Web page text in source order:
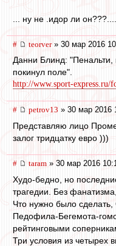
... ну не .идор ли он???....
# teorver» 30 мар 2016
Данни Блинд: "Пенальти,
покинул поле".
http://www.sport-express.ru/
# petrov13 » 30 мар 2016
Представляю лицо
залог тридцатку евро )))
# taram » 30 мар 2016
Худо-бедно, но
трагедии. Без
Что нужно было
Педофила-Бегемота-
рейтинговыми
Три условия из четырех